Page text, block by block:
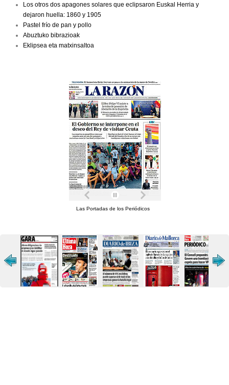
Los otros dos apagones solares que eclipsaron Euskal Herria y
dejaron huella: 1860 y 1905
Pastel frío de pan y pollo
Abuztuko bibrazioak
Eklipsea eta matxinsaltoa
Las Portadas de los Periódicos